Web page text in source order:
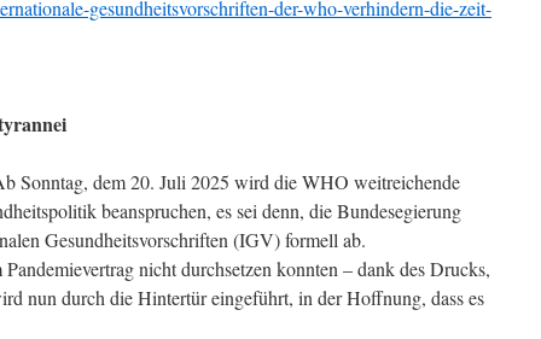
gesundheitsvorschriften-der-who-verhindern-die-zeit-
Sonntag, dem 20. Juli 2025 wird die WHO weitreichende
beanspruchen, es sei denn, die Bundesegierung
Gesundheitsvorschriften (IGV) formell ab.
nicht durchsetzen konnten – dank des Drucks,
nun durch die Hintertür eingeführt, in der Hoffnung, dass es